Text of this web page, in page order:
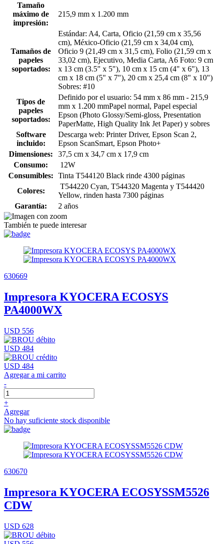
Tamaño
máximo de
impresión:
215,9 mm x 1.200 mm
Tamaños de
papeles
soportados:
Estándar: A4, Carta, Oficio (21,59 cm x 35,56
cm), México-Oficio (21,59 cm x 34,04 cm),
Oficio 9 (21,49 cm x 31,5 cm), Folio (21,59 cm x
33,02 cm), Ejecutivo, Media Carta, A6 Foto: 9 cm
x 13 cm (3.5" x 5"), 10 cm x 15 cm (4" x 6"), 13
cm x 18 cm (5" x 7"), 20 cm x 25,4 cm (8" x 10")
Sobres: #10
Tipos de
papeles
soportados:
Definido por el usuario: 54 mm x 86 mm - 215,9
mm x 1.200 mmPapel normal, Papel especial
Epson (Photo Glossy/Semi-gloss, Presentation
PaperMatte, High Quality Ink Jet Paper) y sobres
Software
incluido:
Descarga web: Printer Driver, Epson Scan 2,
Epson ScanSmart, Epson Photo+
Dimensiones:
37,5 cm x 34,7 cm x 17,9 cm
Consumo:
12W
Consumibles:
Tinta T544120 Black rinde 4300 páginas
Colores:
T544220 Cyan, T544320 Magenta y T544420
Yellow, rinden hasta 7300 páginas
Garantía:
2 años
También te puede interesar
630669
Impresora KYOCERA ECOSYS
PA4000WX
USD 556
USD 484
USD 484
Agregar a mi carrito
-
+
Agregar
No hay suficiente stock disponible
630670
Impresora KYOCERA ECOSYSSM5526
CDW
USD 628